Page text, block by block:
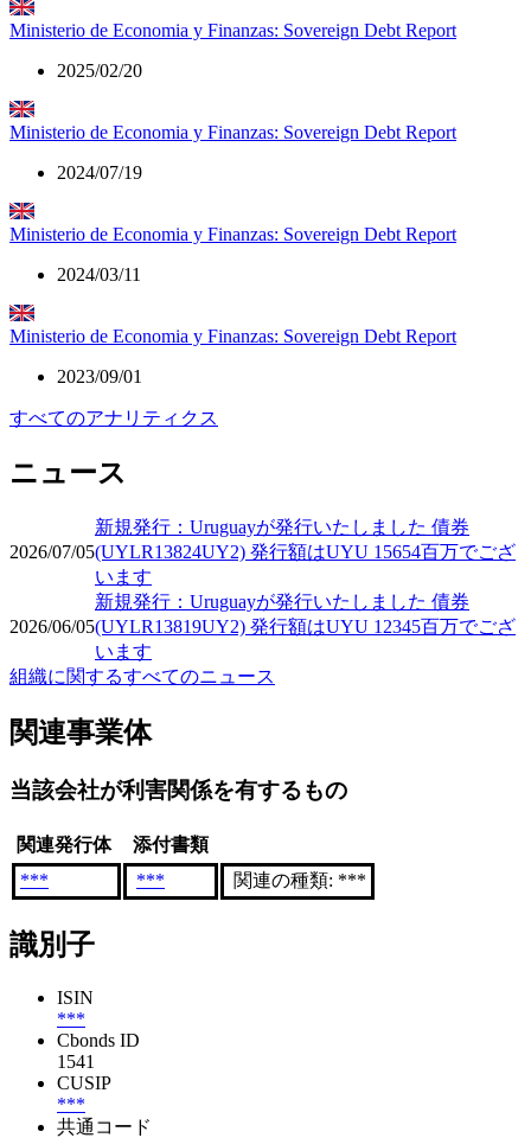
Ministerio de Economia y Finanzas: Sovereign Debt Report
2025/02/20
Ministerio de Economia y Finanzas: Sovereign Debt Report
2024/07/19
Ministerio de Economia y Finanzas: Sovereign Debt Report
2024/03/11
Ministerio de Economia y Finanzas: Sovereign Debt Report
2023/09/01
すべてのアナリティクス
ニュース
2026/07/05
新規発行：Uruguayが発行いたしました 債券
(UYLR13824UY2) 発行額はUYU 15654百万でござ
います
2026/06/05
新規発行：Uruguayが発行いたしました 債券
(UYLR13819UY2) 発行額はUYU 12345百万でござ
います
組織に関するすべてのニュース
関連事業体
当該会社が利害関係を有するもの
関連発行体
添付書類
***
*** 関連の種類: ***
識別子
ISIN
***
Cbonds ID
1541
CUSIP
***
共通コード